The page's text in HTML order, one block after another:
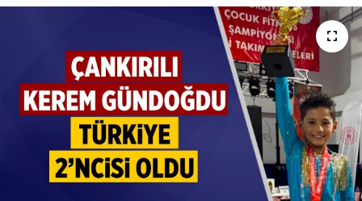
ÇEVRE
İLÇELER
RESMİ İLANLAR